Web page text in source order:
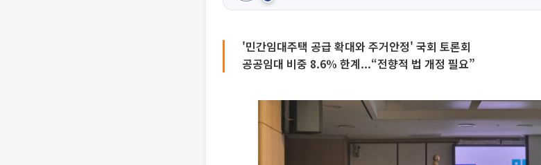
'민간임대주택 공급 확대와 주거안정' 국회 토론회
공공임대 비중 8.6% 한계...“전향적 법 개정 필요”